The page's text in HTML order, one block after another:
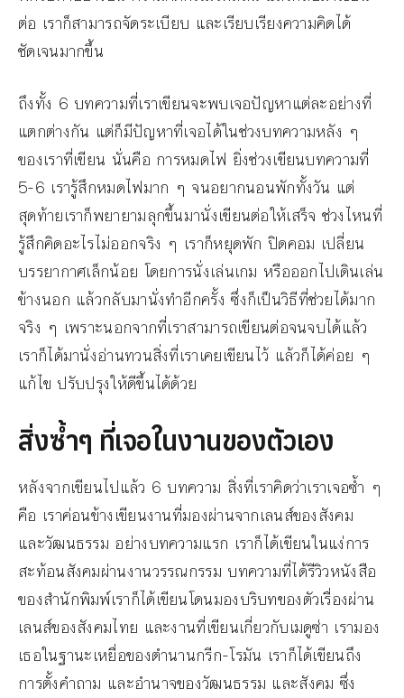
ต่อ เราก็สามารถจัดระเบียบ และเรียบเรียงความคิดได้
ชัดเจนมากขึ้น
ถึงทั้ง 6 บทความที่เราเขียนจะพบเจอปัญหาแต่ละอย่างที่
แตกต่างกัน แต่ก็มีปัญหาที่เจอได้ในช่วงบทความหลัง ๆ
ของเราที่เขียน นั่นคือ การหมดไฟ ยิ่งช่วงเขียนบทความที่
5-6 เรารู้สึกหมดไฟมาก ๆ จนอยากนอนพักทั้งวัน แต่
สุดท้ายเราก็พยายามลุกขึ้นมานั่งเขียนต่อให้เสร็จ ช่วงไหนที่
รู้สึกคิดอะไรไม่ออกจริง ๆ เราก็หยุดพัก ปิดคอม เปลี่ยน
บรรยากาศเล็กน้อย โดยการนั่งเล่นเกม หรือออกไปเดินเล่น
ข้างนอก แล้วกลับมานั่งทำอีกครั้ง ซึ่งก็เป็นวิธีที่ช่วยได้มาก
จริง ๆ เพราะนอกจากที่เราสามารถเขียนต่อจนจบได้แล้ว
เราก็ได้มานั่งอ่านทวนสิ่งที่เราเคยเขียนไว้ แล้วก็ได้ค่อย ๆ
แก้ไข ปรับปรุงให้ดีขึ้นได้ด้วย
สิ่งซ้ำๆ ที่เจอในงานของตัวเอง
หลังจากเขียนไปแล้ว 6 บทความ สิ่งที่เราคิดว่าเราเจอซ้ำ ๆ
คือ เราค่อนข้างเขียนงานที่มองผ่านจากเลนส์ของสังคม
และวัฒนธรรม อย่างบทความแรก เราก็ได้เขียนในแง่การ
สะท้อนสังคมผ่านงานวรรณกรรม บทความที่ได้รีวิวหนังสือ
ของสำนักพิมพ์เราก็ได้เขียนโดนมองบริบทของตัวเรื่องผ่าน
เลนส์ของสังคมไทย และงานที่เขียนเกี่ยวกับเมดูซ่า เรามอง
เธอในฐานะเหยื่อของตำนานกรีก-โรมัน เราก็ได้เขียนถึง
การตั้งคำถาม และอำนาจของวัฒนธรรม และสังคม ซึ่ง